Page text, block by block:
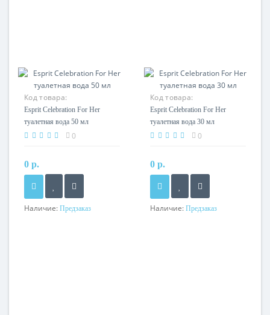
Код товара:
Esprit Celebration For Her
туалетная вода 50 мл
0
0 р.
Наличие: Предзаказ
Код товара:
Esprit Celebration For Her
туалетная вода 30 мл
0
0 р.
Наличие: Предзаказ